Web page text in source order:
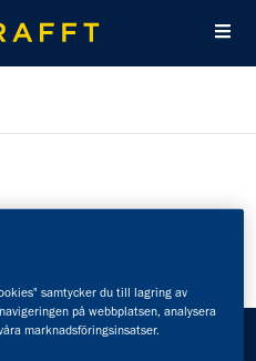
samtycker du till lagring av
på webbplatsen, analysera
marknadsföringsinsatser.